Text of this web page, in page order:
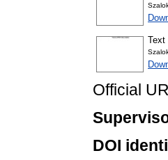
Text
Official
DOI